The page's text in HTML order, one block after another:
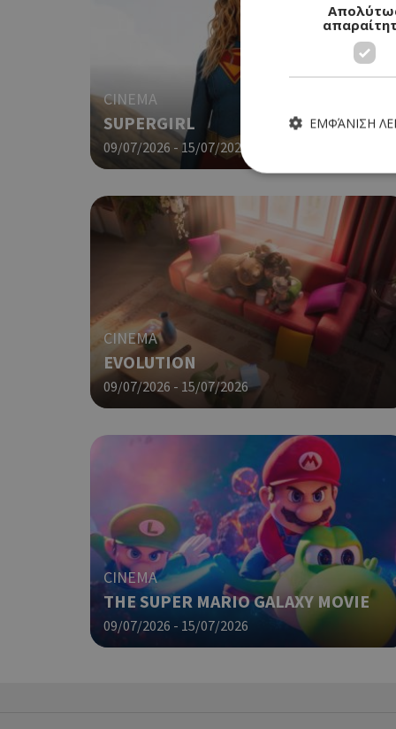
CINEMA
SUPERGIRL
09/07/2026 - 15/07/2026
CINEMA
EVOLUTION
09/07/2026 - 15/07/2026
CINEMA
THE SUPER MARIO GALAXY MOVIE
09/07/2026 - 15/07/2026
ΕΜΦΆΝΙΣΗ
Τα απολύτως
ιστότοπος δεν μπορεί
Ονοματεπώνυμο
G_ENABLED_IDPS
G_ENABLED_IDPS
takeOverCookie